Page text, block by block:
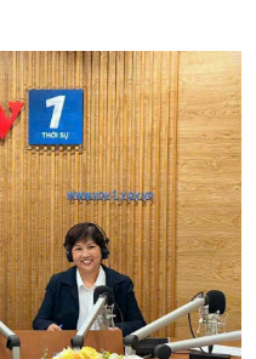
Vấn đề quốc tế
Hồ sơ sự kiện quốc tế
Thế giới & Việt Nam
Biên cương - Một dải vững
bền